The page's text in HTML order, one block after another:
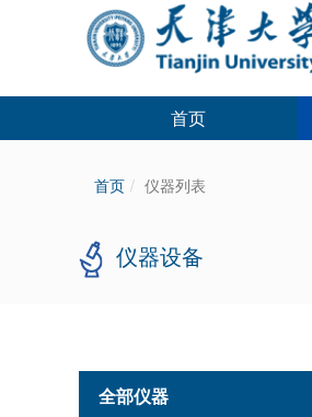
首页
首页 仪器列表
仪器设备
全部仪器